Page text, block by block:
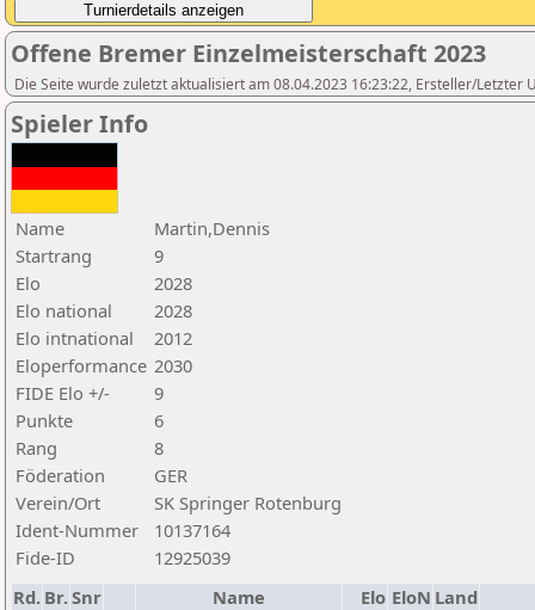
Offene Bremer Einzelmeisterschaft 2023
Die Seite wurde zuletzt aktualisiert am 08.04.2023 16:23:22, Ersteller/Letzter
Spieler Info
Name
Martin,Dennis
Startrang
9
Elo
2028
Elo national
2028
Elo intnational
2012
Eloperformance 2030
FIDE Elo +/-
9
Punkte
6
Rang
8
Föderation
GER
Verein/Ort
SK Springer Rotenburg
Ident-Nummer
10137164
Fide-ID
12925039
Rd. Br.Snr Name Elo EloN Land